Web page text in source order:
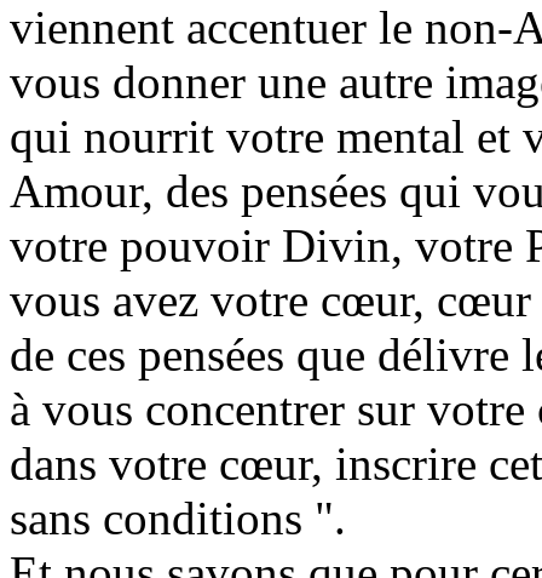
viennent accentuer le non-
vous donner une autre
qui nourrit votre mental et
Amour, des pensées qui
votre pouvoir Divin, votre
vous avez votre cœur,
de ces pensées que
à vous concentrer sur
dans votre cœur, inscrire
sans conditions ".